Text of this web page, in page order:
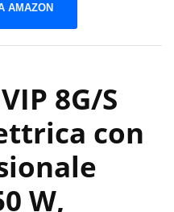
AMAZON
8G/S
con
W,